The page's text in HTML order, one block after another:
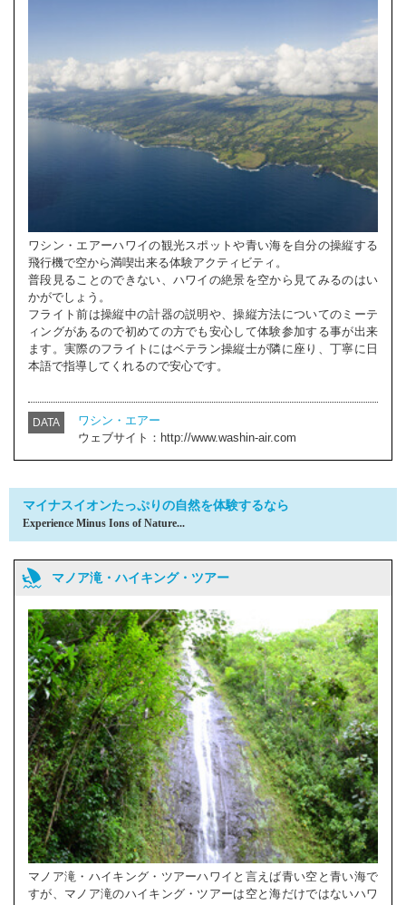
ワシン・エアーハワイの観光スポットや青い海を自分の操縦する
飛行機で空から満喫出来る体験アクティビティ。
普段見ることのできない、ハワイの絶景を空から見てみるのはい
かがでしょう。
フライト前は操縦中の計器の説明や、操縦方法についてのミーテ
ィングがあるので初めての方でも安心して体験参加する事が出来
ます。実際のフライトにはベテラン操縦士が隣に座り、丁寧に日
本語で指導してくれるので安心です。
DATA
ワシン・エアー
ウェブサイト：http://www.washin-air.com
マイナスイオンたっぷりの自然を体験するなら
Experience Minus Ions of Nature...
マノア滝・ハイキング・ツアー
マノア滝・ハイキング・ツアーハワイと言えば青い空と青い海で
すが、マノア滝のハイキング・ツアーは空と海だけではないハワ